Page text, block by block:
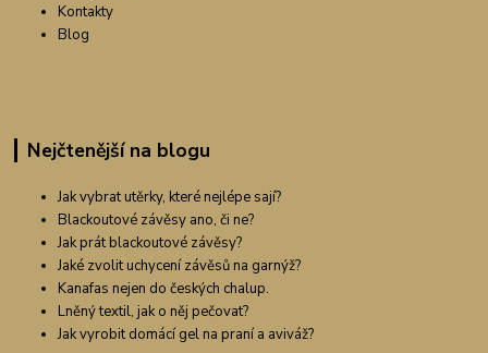
Kontakty
Blog
Nejčtenější na blogu
Jak vybrat utěrky, které nejlépe sají?
Blackoutové závěsy ano, či ne?
Jak prát blackoutové závěsy?
Jaké zvolit uchycení závěsů na garnýž?
Kanafas nejen do českých chalup.
Lněný textil, jak o něj pečovat?
Jak vyrobit domácí gel na praní a aviváž?